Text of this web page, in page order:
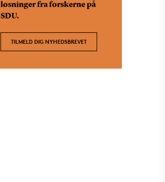
løsninger fra forskerne på
SDU.
TILMELD DIG NYHEDSBREVET